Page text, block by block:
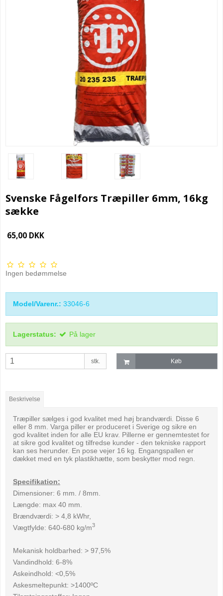
Svenske Fågelfors Træpiller 6mm, 16kg
sække
65,00 DKK
Ingen bedømmelse
Model/Varenr.: 33046-6
Lagerstatus: På lager
stk. Køb
Beskrivelse
Træpiller sælges i god kvalitet med høj brandværdi. Disse 6
eller 8 mm. Varga piller er produceret i Sverige og sikre en
god kvalitet inden for alle EU krav. Pillerne er gennemtestet for
at sikre god kvalitet og tilfredse kunder - den tekniske rapport
kan ses herunder. En pose vejer 16 kg. Engangspallen er
dækket med en tyk plastikhætte, som beskytter mod regn.
Specifikation:
Dimensioner: 6 mm. / 8mm.
Længde: max 40 mm.
Brændværdi: > 4,8 kWhr,
Vægtfylde: 640-680 kg/m3
Mekanisk holdbarhed: > 97,5%
Vandindhold: 6-8%
Askeindhold: <0,5%
Askesmeltepunkt: >1400ºC